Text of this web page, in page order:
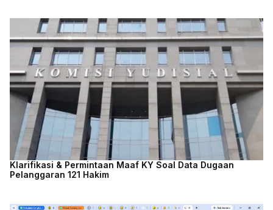
Klarifikasi & Permintaan Maaf KY Soal Data Dugaan
Pelanggaran 121 Hakim